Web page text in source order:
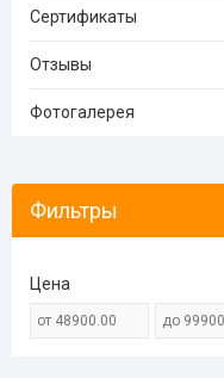
Сертификаты
Отзывы
Фотогалерея
Фильтры
Цена